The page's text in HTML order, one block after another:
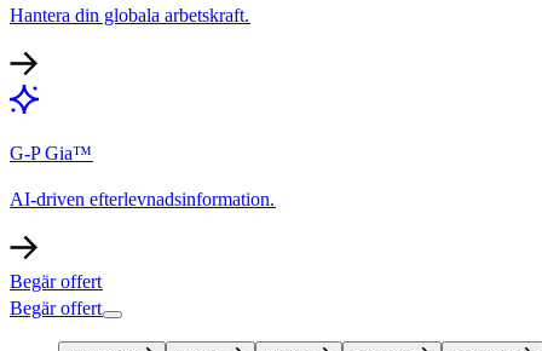
Hantera din globala arbetskraft.​​
G-P Gia™​​
AI-driven efterlevnadsinformation.​​
Begär offert​​
Begär offert​​